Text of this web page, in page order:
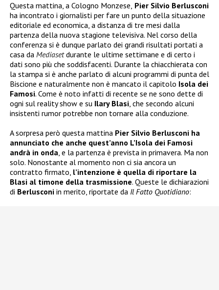
Questa mattina, a Cologno Monzese, Pier Silvio Berlusconi
ha incontrato i giornalisti per fare un punto della situazione
editoriale ed economica, a distanza di tre mesi dalla
partenza della nuova stagione televisiva. Nel corso della
conferenza si è dunque parlato dei grandi risultati portati a
casa da Mediasetdurante le ultime settimane e di certo i
dati sono più che soddisfacenti. Durante la chiacchierata con
la stampa si è anche parlato di alcuni programmi di punta del
Biscione e naturalmente non è mancato il capitolo Isola dei
Famosi. Come è noto infatti di recente se ne sono dette di
ogni sul reality show e su Ilary Blasi, che secondo alcuni
insistenti rumor potrebbe non tornare alla conduzione.
A sorpresa però questa mattina Pier Silvio Berlusconi ha
annunciato che anche quest’anno L’Isola dei Famosi
andrà in onda, e la partenza è prevista in primavera. Ma non
solo. Nonostante al momento non ci sia ancora un
contratto firmato, l’intenzione è quella di riportare la
Blasi al timone della trasmissione. Queste le dichiarazioni
di Berlusconi in merito, riportate da Il Fatto Quotidiano: